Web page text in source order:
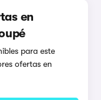
en
para este
ofertas en